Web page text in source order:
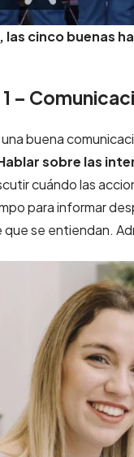
las cinco buenas
–
buena
sobre las
cuándo las
para informar
que se entiendan.